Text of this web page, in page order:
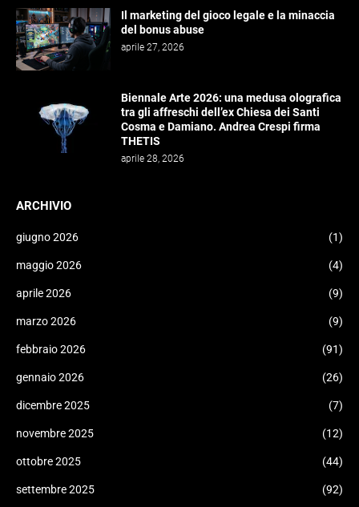
Il marketing del gioco legale e la minaccia
del bonus abuse
aprile 27, 2026
Biennale Arte 2026: una medusa olografica
tra gli affreschi dell’ex Chiesa dei Santi
Cosma e Damiano. Andrea Crespi firma
THETIS
aprile 28, 2026
ARCHIVIO
giugno 2026 (1)
maggio 2026 (4)
aprile 2026 (9)
marzo 2026 (9)
febbraio 2026 (91)
gennaio 2026 (26)
dicembre 2025 (7)
novembre 2025 (12)
ottobre 2025 (44)
settembre 2025 (92)